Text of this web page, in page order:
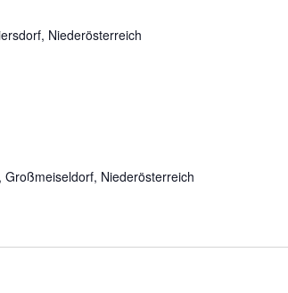
Niederösterreich
Großmeiseldorf, Niederösterreich